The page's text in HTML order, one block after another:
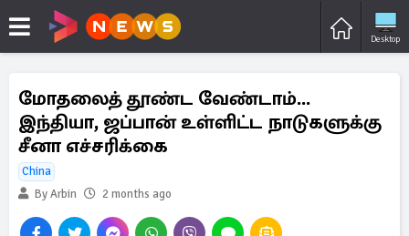
Desktop
மோதலைத் தூண்ட வேண்டாம்...
இந்தியா, ஜப்பான் உள்ளிட்ட நாடுகளுக்கு
சீனா எச்சரிக்கை
China
By Arbin
2 months ago